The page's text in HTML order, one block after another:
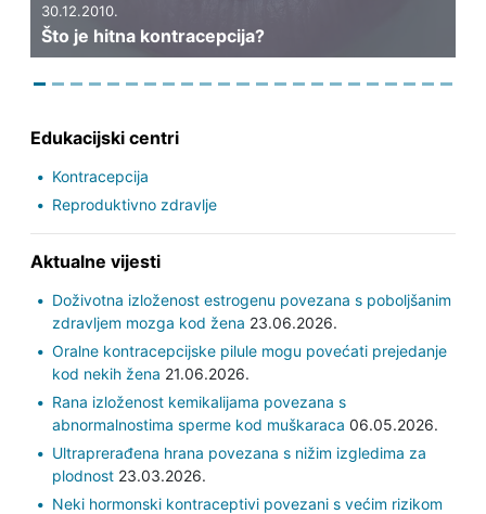
30.12.2010.
Što je hitna kontracepcija?
Edukacijski centri
Kontracepcija
Reproduktivno zdravlje
Aktualne vijesti
Doživotna izloženost estrogenu povezana s poboljšanim
zdravljem mozga kod žena 23.06.2026.
Oralne kontracepcijske pilule mogu povećati prejedanje
kod nekih žena 21.06.2026.
Rana izloženost kemikalijama povezana s
abnormalnostima sperme kod muškaraca 06.05.2026.
Ultraprerađena hrana povezana s nižim izgledima za
plodnost23.03.2026.
Neki hormonski kontraceptivi povezani s većim rizikom